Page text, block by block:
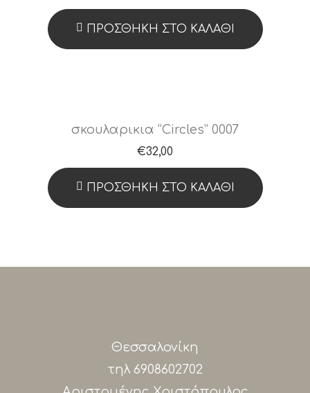
ΠΡΟΣΘΉΚΗ ΣΤΟ ΚΑΛΆΘΙ
σκουλαρικια “Circles” 0007
€32,00
ΠΡΟΣΘΉΚΗ ΣΤΟ ΚΑΛΆΘΙ
Θεσσαλονίκη
τηλ 6908602702